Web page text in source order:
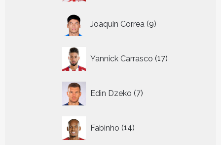
Joaquin Correa 9
producten
Yannick Carrasco 17
producten
Edin Dzeko 7
producten
Fabinho 14
producten